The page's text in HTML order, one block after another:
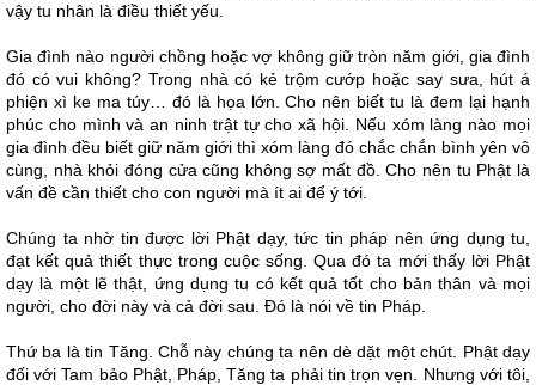
vậy tu nhân là điều thiết yếu.
Gia đình nào người chồng hoặc vợ không giữ tròn năm giới, gia đình
đó có vui không? Trong nhà có kẻ trộm cướp hoặc say sưa, hút á
phiện xì ke ma túy… đó là họa lớn. Cho nên biết tu là đem lại hạnh
phúc cho mình và an ninh trật tự cho xã hội. Nếu xóm làng nào mọi
gia đình đều biết giữ năm giới thì xóm làng đó chắc chắn bình yên vô
cùng, nhà khỏi đóng cửa cũng không sợ mất đồ. Cho nên tu Phật là
vấn đề cần thiết cho con người mà ít ai để ý tới.
Chúng ta nhờ tin được lời Phật dạy, tức tin pháp nên ứng dụng tu,
đạt kết quả thiết thực trong cuộc sống. Qua đó ta mới thấy lời Phật
dạy là một lẽ thật, ứng dụng tu có kết quả tốt cho bản thân và mọi
người, cho đời này và cả đời sau. Đó là nói về tin Pháp.
Thứ ba là tin Tăng. Chỗ này chúng ta nên dè dặt một chút. Phật dạy
đối với Tam bảo Phật, Pháp, Tăng ta phải tin trọn vẹn. Nhưng với tôi,